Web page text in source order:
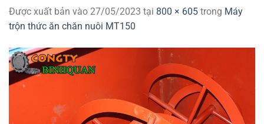
Được xuất bản vào 27/05/2023 tại 800 × 605 trong Máy
trộn thức ăn chăn nuôi MT150